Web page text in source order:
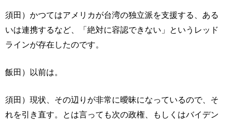
須田）かつてはアメリカが台湾の独立派を支援する、ある
いは連携するなど、「絶対に容認できない」というレッド
ラインが存在したのです。
飯田）以前は。
須田）現状、その辺りが非常に曖昧になっているので、そ
れを引き直す。とは言っても次の政権、もしくはバイデン